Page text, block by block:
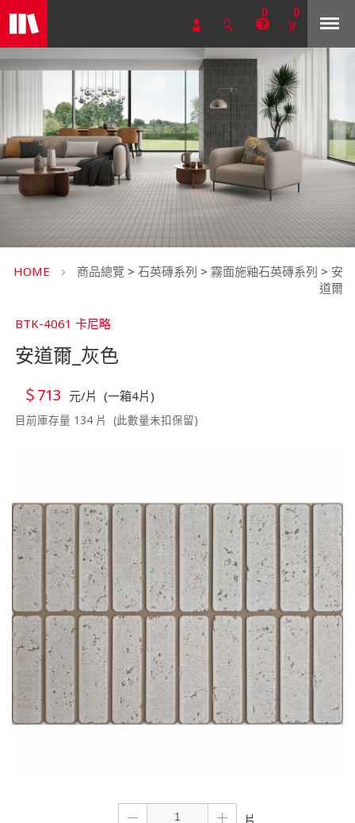
0 0
HOME 商品總覽 > 石英磚系列 > 霧面施釉石英磚系列 > 安
道爾
BTK-4061 卡尼略
安道爾_灰色
＄713 元/片 (一箱4片)
目前庫存量 134 片 (此數量未扣保留)